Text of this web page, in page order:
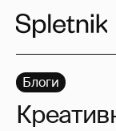
Блоги